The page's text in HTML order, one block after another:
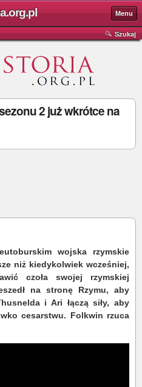
Menu
Szukaj
2 już wkrótce na
wojska rzymskie
niż kiedykolwiek wcześniej,
czoła swojej rzymskiej
na stronę Rzymu, aby
i Ari łączą siły, aby
cesarstwu. Folkwin rzuca